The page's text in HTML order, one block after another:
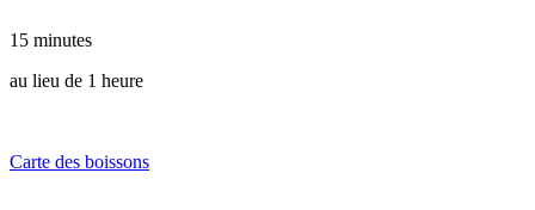
15 minutes
au lieu de 1 heure
Carte des boissons